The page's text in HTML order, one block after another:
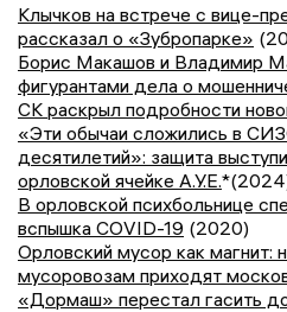
Клычков на встрече с вице-
рассказал о «Зубропарке»
Борис Макашов и Владимир
фигурантами дела о
СК раскрыл подробности
«Эти обычаи сложились в
десятилетий»: защита
орловской ячейке А.У.Е.
В орловской психбольнице
вспышка COVID-19 (2020)
Орловский мусор как магнит:
мусоровозам приходят
«Дормаш» перестал гасить